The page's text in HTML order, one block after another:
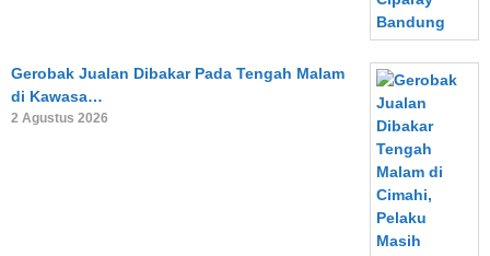
Gerobak Jualan Dibakar Pada Tengah Malam
di Kawasa…
2 Agustus 2026